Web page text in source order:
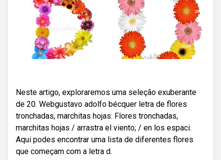
Neste artigo, exploraremos uma seleção exuberante
de 20. Webgustavo adolfo bécquer letra de flores
tronchadas, marchitas hojas: Flores tronchadas,
marchitas hojas / arrastra el viento; / en los espaci.
Aqui podes encontrar uma lista de diferentes flores
que começam com a letra d.